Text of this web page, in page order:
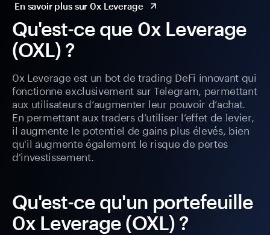
Qu'est-ce que 0x Leverage
(OXL) ?
0x Leverage est un bot de trading DeFi innovant qui
fonctionne exclusivement sur Telegram, permettant
aux utilisateurs d’augmenter leur pouvoir d’achat.
En permettant aux traders d’utiliser l’effet de levier,
il augmente le potentiel de gains plus élevés, bien
qu'il augmente également le risque de pertes
d'investissement.
Qu'est-ce qu'un portefeuille
0x Leverage (OXL) ?
En savoir plus sur 0x Leverage